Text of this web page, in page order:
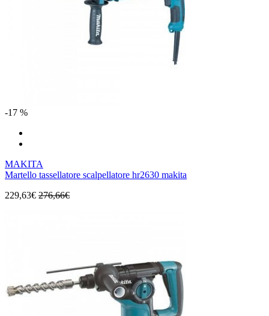
-17 %
MAKITA
Martello tassellatore scalpellatore hr2630 makita
229,63€ 276,66€